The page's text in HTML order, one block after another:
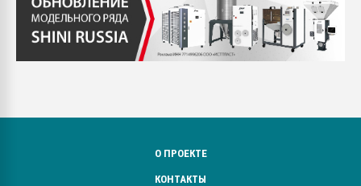
О ПРОЕКТЕ
КОНТАКТЫ